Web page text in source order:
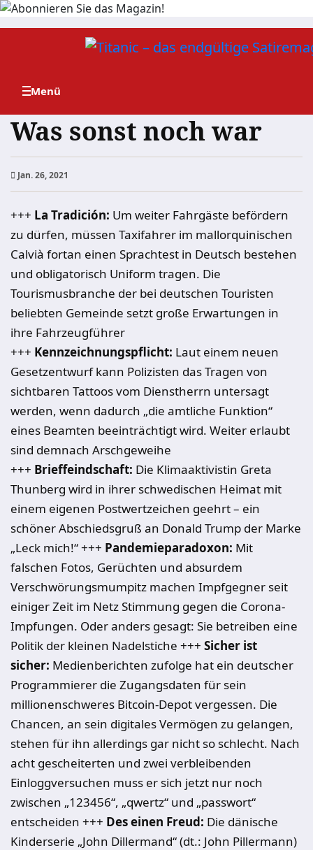
Zum
Was sonst noch war
Jan. 26, 2021
+++ La Tradición: Um weiter Fahrgäste befördern
zu dürfen, müssen Taxifahrer im mallorquinischen
Calvià fortan einen Sprachtest in Deutsch bestehen
und obligatorisch Uniform tragen. Die
Tourismusbranche der bei deutschen Touristen
beliebten Gemeinde setzt große Erwartungen in
ihre Fahrzeugführer
+++ Kennzeichnungspflicht: Laut einem neuen
Gesetzentwurf kann Polizisten das Tragen von
sichtbaren Tattoos vom Dienstherrn untersagt
werden, wenn dadurch „die amtliche Funktion“
eines Beamten beeinträchtigt wird. Weiter erlaubt
sind demnach Arschgeweihe
+++ Brieffeindschaft: Die Klimaaktivistin Greta
Thunberg wird in ihrer schwedischen Heimat mit
einem eigenen Postwertzeichen geehrt – ein
schöner Abschiedsgruß an Donald Trump der Marke
„Leck mich!“ +++ Pandemieparadoxon: Mit
falschen Fotos, Gerüchten und absurdem
Verschwörungsmumpitz machen Impfgegner seit
einiger Zeit im Netz Stimmung gegen die Corona-
Impfungen. Oder anders gesagt: Sie betreiben eine
Politik der kleinen Nadelstiche +++ Sicher ist
sicher: Medienberichten zufolge hat ein deutscher
Programmierer die Zugangsdaten für sein
millionenschweres Bitcoin-Depot vergessen. Die
Chancen, an sein digitales Vermögen zu gelangen,
stehen für ihn allerdings gar nicht so schlecht. Nach
acht gescheiterten und zwei verbleibenden
Einloggversuchen muss er sich jetzt nur noch
zwischen „123456“, „qwertz“ und „passwort“
entscheiden +++ Des einen Freud: Die dänische
Kinderserie „John Dillermand“ (dt.: John Pillermann)